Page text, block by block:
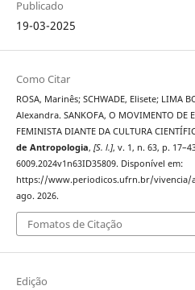
Publicado
19-03-2025
Como Citar
ROSA, Marinês; SCHWADE, Elisete; LIMA
Alexandra. SANKOFA, O MOVIMENTO DE
FEMINISTA DIANTE DA CULTURA
de Antropologia, [S. l.], v. 1, n. 63, p.
6009.2024v1n63ID35809. Disponível em:
https://www.periodicos.ufrn.br/vivencia/
ago. 2026.
Fomatos de Citação
Edição